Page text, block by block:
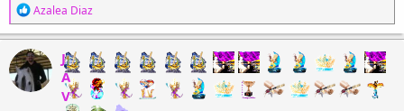
R
e
a
c
c
i
o
Azalea Diaz
J
A
V